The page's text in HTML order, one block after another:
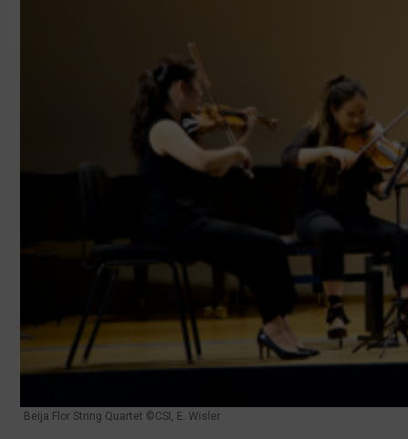
Beija Flor String Quartet ©CSI, E. Wisler